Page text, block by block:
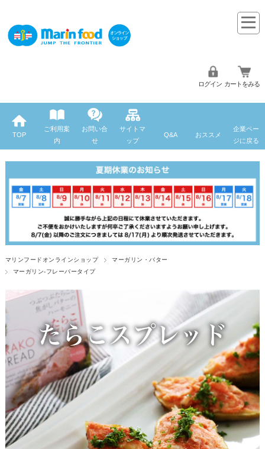
ログイン カートをみる
TOP
ご利用案
内
お問い合
せ
サイトマ
ップ
Q&A おススメ
企業ペー
ジに戻る
マリンフードオンラインショップ
マーガリン・バター
マーガリン-フレーバータイプ